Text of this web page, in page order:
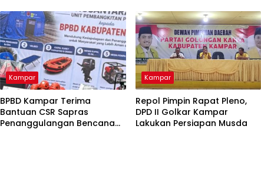
Kampar
BPBD Kampar Terima
Bantuan CSR Sapras
Penanggulangan Bencana
Kampar
Repol Pimpin Rapat Pleno,
DPD II Golkar Kampar
Lakukan Persiapan Musda